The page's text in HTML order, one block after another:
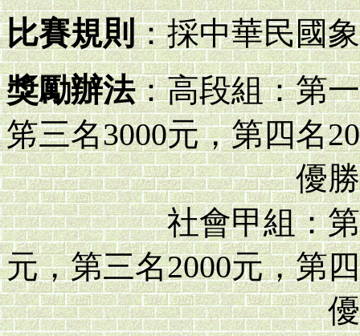
比賽規則：採中華民國
獎勵辦法：高段組：第
笫三名3000元，第四名
優勝四名各
社會甲組：第一名
元，第三名2000元，第
優勝四名各